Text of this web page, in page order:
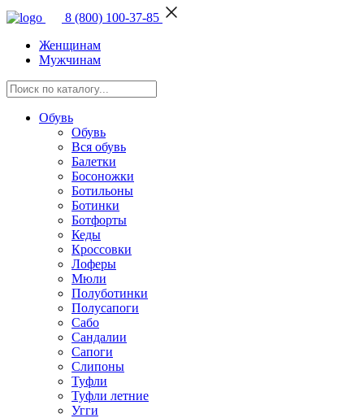
8 (800) 100-37-85
Женщинам
Мужчинам
Обувь
Обувь
Вся обувь
Балетки
Босоножки
Ботильоны
Ботинки
Ботфорты
Кеды
Кроссовки
Лоферы
Мюли
Полуботинки
Полусапоги
Сабо
Сандалии
Сапоги
Слипоны
Туфли
Туфли летние
Угги